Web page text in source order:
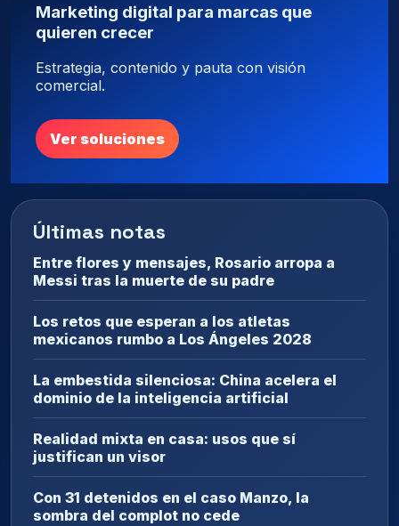
Marketing digital para marcas que
quieren crecer
Estrategia, contenido y pauta con visión
comercial.
Ver soluciones
Últimas notas
Entre flores y mensajes, Rosario arropa a
Messi tras la muerte de su padre
Los retos que esperan a los atletas
mexicanos rumbo a Los Ángeles 2028
La embestida silenciosa: China acelera el
dominio de la inteligencia artificial
Realidad mixta en casa: usos que sí
justifican un visor
Con 31 detenidos en el caso Manzo, la
sombra del complot no cede